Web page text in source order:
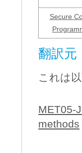
Secure
翻訳元
これは
MET05-
methods